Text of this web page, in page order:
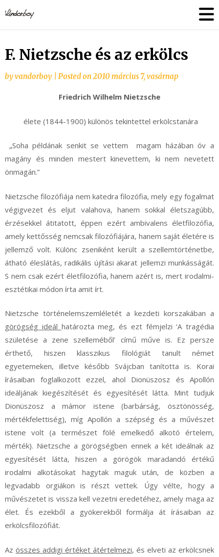
to
content
F. Nietzsche és az erkölcs
byvandorboy Posted on2010 március 7, vasárnap
Friedrich Wilhelm Nietzsche
élete (1844-1900) különös tekintettel erkölcstanára
„Soha példának senkit se vettem magam házában óv a
magány és minden mestert kinevettem, ki nem nevetett
önmagán.”
Nietzsche filozófiája nem katedra filozófia, mely egy fogalmat
végigvezet és eljut valahova, hanem sokkal életszagúbb,
érzésekkel átitatott, éppen ezért ambivalens életfilozófia,
amely kettősség nemcsak filozófiájára, hanem saját életére is
jellemző volt. Különc zseniként került a szellemtörténetbe,
átható éleslátás, radikális újítási akarat jellemzi munkásságát.
S nem csak ezért életfilozófia, hanem azért is, mert irodalmi-
esztétikai módon írta amit írt.
Nietzsche történelemszemléletét a kezdeti korszakában a
görögség ideál határozta meg, és ezt fémjelzi ‘A tragédia
születése a zene szelleméből’ című műve is. Ez persze
érthető, hiszen klasszikus filológiát tanult német
egyetemeken, illetve később Svájcban tanította is. Korai
írásaiban foglalkozott ezzel, ahol Dionüszosz és Apollón
ideáljának kiegészítését és egyesítését látta. Mint tudjuk
Dionüszosz a mámor istene (barbárság, ösztönösség,
mértékfelettiség), míg Apollón a szépség és a művészet
istene volt (a természet fölé emelkedő alkotó értelem,
mérték). Nietzsche a görögségben ennek a két ideálnak az
egyesítését látta, hiszen a görögök maradandó értékű
irodalmi alkotásokat hagytak maguk után, de közben a
legvadabb orgiákon is részt vettek. Úgy vélte, hogy a
művészetet is vissza kell vezetni eredetéhez, amely maga az
élet. És ezekből a gyökerekből formálja át írásaiban az
erkölcsfilozófiát.
Az összes addigi értéket átértelmezi, és elveti az erkölcsnek